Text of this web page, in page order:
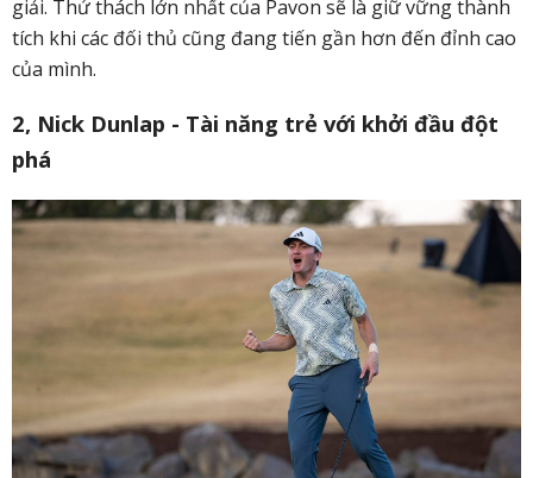
giải. Thử thách lớn nhất của Pavon sẽ là giữ vững thành
tích khi các đối thủ cũng đang tiến gần hơn đến đỉnh cao
của mình.
2, Nick Dunlap - Tài năng trẻ với khởi đầu đột
phá